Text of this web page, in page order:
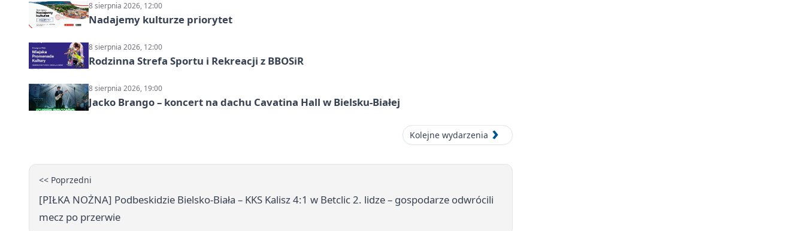
8 sierpnia 2026, 12:00
Nadajemy kulturze priorytet
8 sierpnia 2026, 12:00
Rodzinna Strefa Sportu i Rekreacji z BBOSiR
8 sierpnia 2026, 19:00
Jacko Brango – koncert na dachu Cavatina Hall w Bielsku-Białej
Kolejne wydarzenia
<< Poprzedni
[PIŁKA NOŻNA] Podbeskidzie Bielsko-Biała – KKS Kalisz 4:1 w Betclic 2. lidze – gospodarze odwrócili
mecz po przerwie